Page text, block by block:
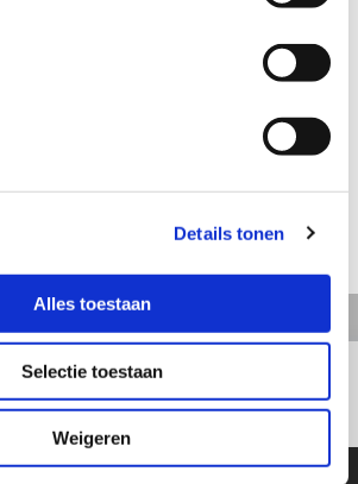
Details tonen
Alles toestaan
Selectie toestaan
Weigeren
Aanvraag informatie / bestellen
+31413363164